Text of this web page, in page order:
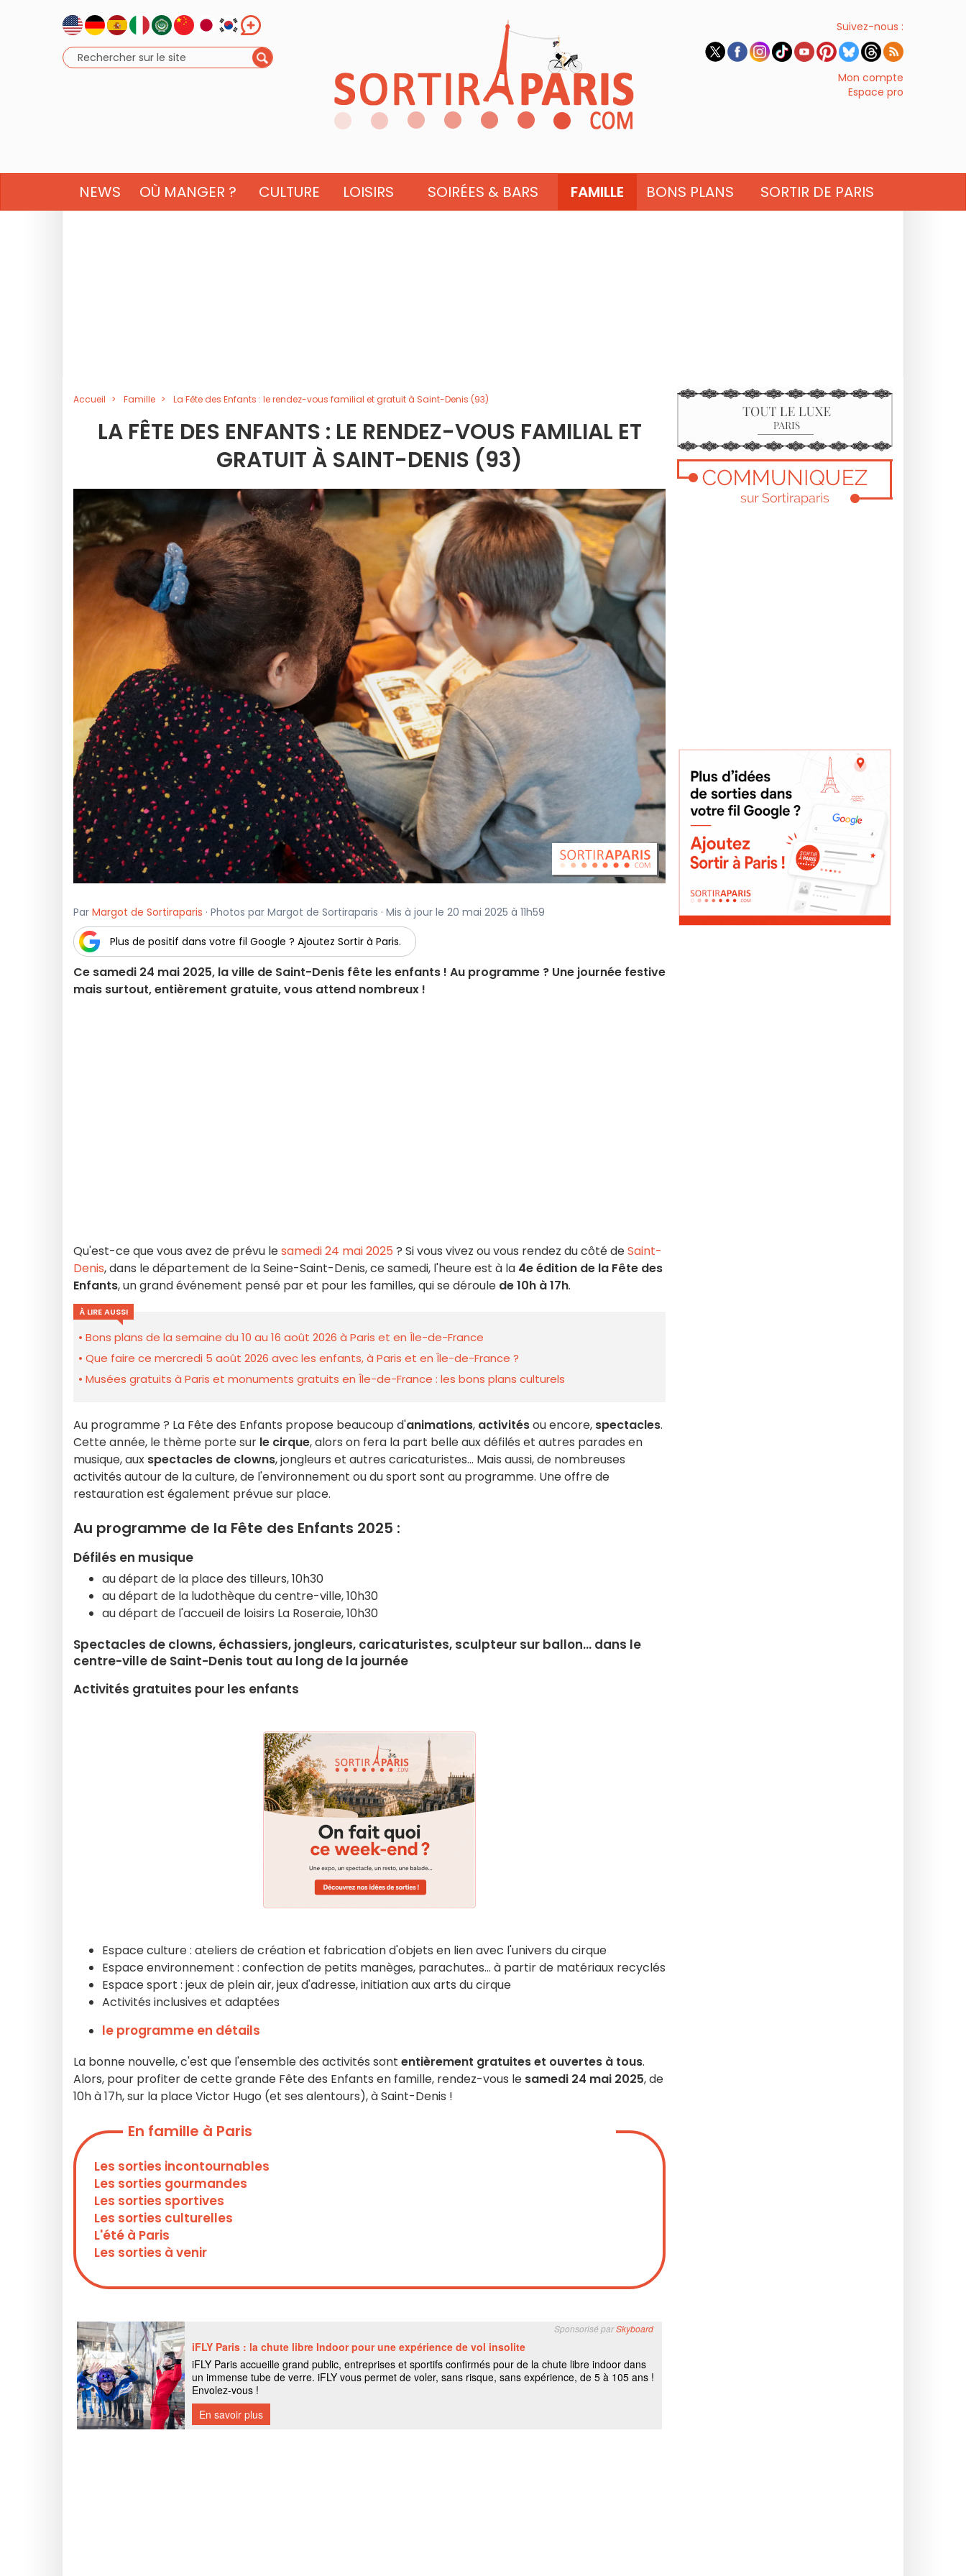
Suivez-nous :
Mon compte
Espace pro
NEWS OÙ MANGER ? CULTURE LOISIRS SOIRÉES & BARS FAMILLE BONS PLANS SORTIR DE PARIS
Accueil Famille La Fête des Enfants : le rendez-vous familial et gratuit à Saint-Denis (93)
LA FÊTE DES ENFANTS : LE RENDEZ-VOUS FAMILIAL ET
GRATUIT À SAINT-DENIS (93)
Par Margot de Sortiraparis · Photos par Margot de Sortiraparis · Mis à jour le 20 mai 2025 à 11h59
Plus de positif dans votre fil Google ? Ajoutez Sortir à Paris.
Ce samedi 24 mai 2025, la ville de Saint-Denis fête les enfants ! Au programme ? Une journée festive
mais surtout, entièrement gratuite, vous attend nombreux !
Qu'est-ce que vous avez de prévu lesamedi 24 mai 2025 ? Si vous vivez ou vous rendez du côté deSaint-
Denis, dans le département de la Seine-Saint-Denis, ce samedi, l'heure est à la 4e édition de la Fête des
Enfants, un grand événement pensé par et pour les familles, qui se déroule de 10h à 17h.
À LIRE AUSSI
Bons plans de la semaine du 10 au 16 août 2026 à Paris et en Île-de-France
Que faire ce mercredi 5 août 2026 avec les enfants, à Paris et en Île-de-France ?
Musées gratuits à Paris et monuments gratuits en Île-de-France : les bons plans culturels
Au programme ? La Fête des Enfants propose beaucoup d'animations, activitésou encore, spectacles.
Cette année, le thème porte sur le cirque, alors on fera la part belle aux défilés et autres parades en
musique, aux spectacles de clowns, jongleurs et autres caricaturistes... Mais aussi, de nombreuses
activités autour de la culture, de l'environnement ou du sport sont au programme. Une offre de
restauration est également prévue sur place.
Au programme de la Fête des Enfants 2025 :
Défilés en musique
au départ de la place des tilleurs, 10h30
au départ de la ludothèque du centre-ville, 10h30
au départ de l'accueil de loisirs La Roseraie, 10h30
Spectacles de clowns, échassiers, jongleurs, caricaturistes, sculpteur sur ballon... dans le
centre-ville de Saint-Denis tout au long de la journée
Activités gratuites pour les enfants
Espace culture : ateliers de création et fabrication d'objets en lien avec l'univers du cirque
Espace environnement : confection de petits manèges, parachutes... à partir de matériaux recyclés
Espace sport : jeux de plein air, jeux d'adresse, initiation aux arts du cirque
Activités inclusives et adaptées
le programme en détails
La bonne nouvelle, c'est que l'ensemble des activités sont entièrement gratuites et ouvertes à tous.
Alors, pour profiter de cette grande Fête des Enfants en famille, rendez-vous le samedi 24 mai 2025, de
10h à 17h, sur la place Victor Hugo (et ses alentours), à Saint-Denis !
En famille à Paris
Les sorties incontournables
Les sorties gourmandes
Les sorties sportives
Les sorties culturelles
L'été à Paris
Les sorties à venir